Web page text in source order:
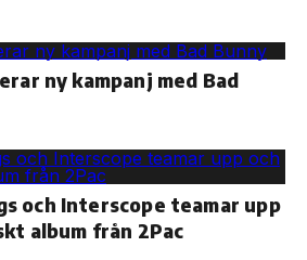
ny kampanj med Bad
och Interscope teamar upp
album från 2Pac